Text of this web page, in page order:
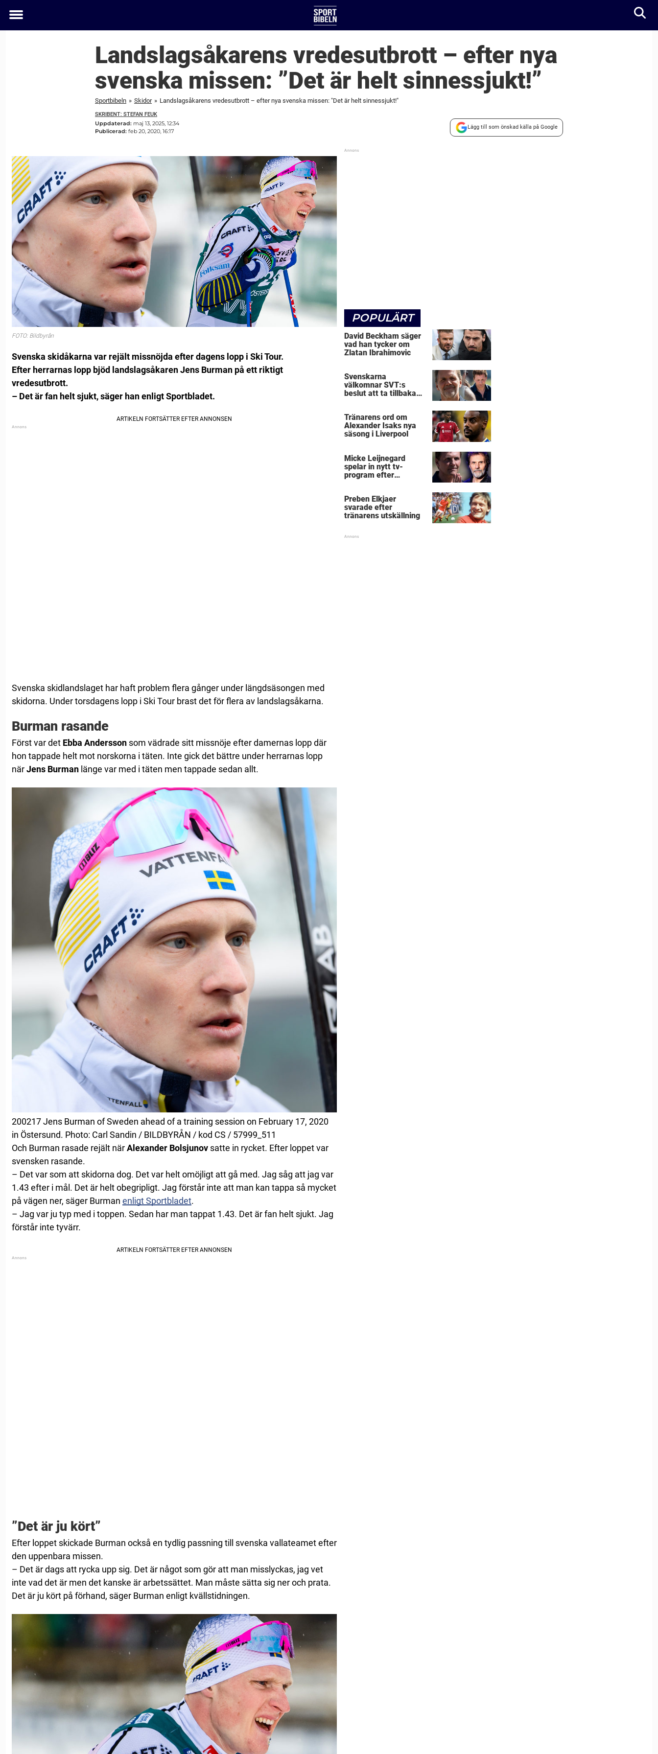
Toggle
Landslagsåkarens vredesutbrott – efter nya
svenska missen: ”Det är helt sinnessjukt!”
Sportbibeln » Skidor » Landslagsåkarens vredesutbrott – efter nya svenska missen: "Det är helt sinnessjukt!"
SKRIBENT: STEFAN FEUK
Uppdaterad: maj 13, 2025, 12:34
Publicerad: feb 20, 2020, 16:17
Lägg till som önskad källa på Google
FOTO: Bildbyrån
Svenska skidåkarna var rejält missnöjda efter dagens lopp i Ski Tour.
Efter herrarnas lopp bjöd landslagsåkaren Jens Burman på ett riktigt
vredesutbrott.
– Det är fan helt sjukt, säger han enligt Sportbladet.
Svenska skidlandslaget har haft problem flera gånger under längdsäsongen med
skidorna. Under torsdagens lopp i Ski Tour brast det för flera av landslagsåkarna.
Burman rasande
Först var det Ebba Andersson som vädrade sitt missnöje efter damernas lopp där
hon tappade helt mot norskorna i täten. Inte gick det bättre under herrarnas lopp
närJens Burman länge var med i täten men tappade sedan allt.
200217 Jens Burman of Sweden ahead of a training session on February 17, 2020
in Östersund. Photo: Carl Sandin / BILDBYRÅN / kod CS / 57999_511
Och Burman rasade rejält närAlexander Bolsjunov satte in rycket. Efter loppet var
svensken rasande.
– Det var som att skidorna dog. Det var helt omöjligt att gå med. Jag såg att jag var
1.43 efter i mål. Det är helt obegripligt. Jag förstår inte att man kan tappa så mycket
på vägen ner, säger Burman enligt Sportbladet.
– Jag var ju typ med i toppen. Sedan har man tappat 1.43. Det är fan helt sjukt. Jag
förstår inte tyvärr.
”Det är ju kört”
Efter loppet skickade Burman också en tydlig passning till svenska vallateamet efter
den uppenbara missen.
– Det är dags att rycka upp sig. Det är något som gör att man misslyckas, jag vet
inte vad det är men det kanske är arbetssättet. Man måste sätta sig ner och prata.
Det är ju kört på förhand, säger Burman enligt kvällstidningen.
POPULÄRT
David Beckham säger
vad han tycker om
Zlatan Ibrahimovic
Svenskarna
välkomnar SVT:s
beslut att ta tillbaka
Tränarens ord om
Alexander Isaks nya
säsong i Liverpool
Micke Leijnegard
spelar in nytt tv-
program efter
Preben Elkjaer
svarade efter
tränarens utskällning